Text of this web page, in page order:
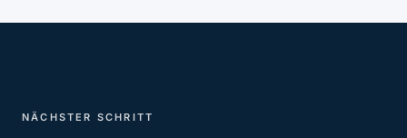
NÄCHSTER SCHRITT